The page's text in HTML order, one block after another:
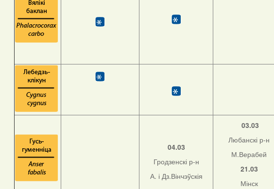
04.03
Гродзенскі р-н
А. і Дз.Вінчэўскія
03.03
Любанскі р-н
М.Верабей
21.03
Мінск